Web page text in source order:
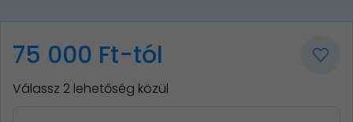
75 000 Ft-tól
Válassz 2 lehetőség közül